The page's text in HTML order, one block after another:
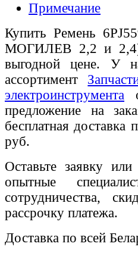
Примечание
Купить Ремень
МОГИЛЕВ 2,2 и 2,4)
выгодной цене. У
ассортимент
электроинструмента
предложение на
бесплатная
руб.
Оставьте заявку
опытные
сотрудничества,
рассрочку платежа.
Доставка по всей